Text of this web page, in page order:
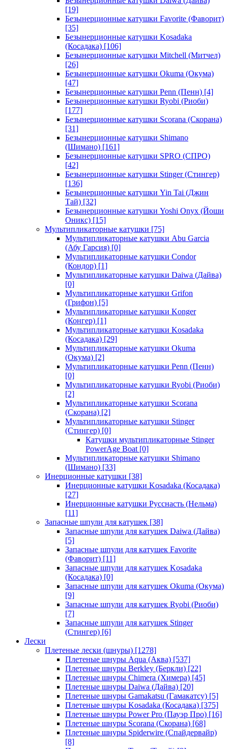
[19]
Безынерционные катушки Favorite (Фаворит)
[35]
Безынерционные катушки Kosadaka
(Косадака) [106]
Безынерционные катушки Mitchell (Митчел)
[26]
Безынерционные катушки Okuma (Окума)
[47]
Безынерционные катушки Penn (Пенн) [4]
Безынерционные катушки Ryobi (Риоби)
[177]
Безынерционные катушки Scorana (Скорана)
[31]
Безынерционные катушки Shimano
(Шимано) [161]
Безынерционные катушки SPRO (СПРО)
[42]
Безынерционные катушки Stinger (Стингер)
[136]
Безынерционные катушки Yin Tai (Джин
Тай) [32]
Безынерционные катушки Yoshi Onyx (Йоши
Оникс) [15]
Мультипликаторные катушки [75]
Мультипликаторные катушки Abu Garcia
(Абу Гарсия) [0]
Мультипликаторные катушки Condor
(Кондор) [1]
Мультипликаторные катушки Daiwa (Дайва)
[0]
Мультипликаторные катушки Grifon
(Грифон) [5]
Мультипликаторные катушки Konger
(Конгер) [1]
Мультипликаторные катушки Kosadaka
(Косадака) [29]
Мультипликаторные катушки Okuma
(Окума) [2]
Мультипликаторные катушки Penn (Пенн)
[0]
Мультипликаторные катушки Ryobi (Риоби)
[2]
Мультипликаторные катушки Scorana
(Скорана) [2]
Мультипликаторные катушки Stinger
(Стингер) [0]
Катушки мультипликаторные Stinger
PowerAge Boat [0]
Мультипликаторные катушки Shimano
(Шимано) [33]
Инерционные катушки [38]
Инерционные катушки Kosadaka (Косадака)
[27]
Инерционные катушки Русснасть (Нельма)
[11]
Запасные шпули для катушек [38]
Запасные шпули для катушек Daiwa (Дайва)
[5]
Запасные шпули для катушек Favorite
(Фаворит) [11]
Запасные шпули для катушек Kosadaka
(Косадака) [0]
Запасные шпули для катушек Okuma (Окума)
[9]
Запасные шпули для катушек Ryobi (Риоби)
[7]
Запасные шпули для катушек Stinger
(Стингер) [6]
Лески
Плетеные лески (шнуры) [1278]
Плетеные шнуры Aqua (Аква) [537]
Плетеные шнуры Berkley (Беркли) [22]
Плетеные шнуры Chimera (Химера) [45]
Плетеные шнуры Daiwa (Дайва) [20]
Плетеные шнуры Gamakatsu (Гамакатсу) [5]
Плетеные шнуры Kosadaka (Косадака) [375]
Плетеные шнуры Power Pro (Пауэр Про) [16]
Плетеные шнуры Scorana (Скорана) [68]
Плетеные шнуры Spiderwire (Спайдервайр)
[8]